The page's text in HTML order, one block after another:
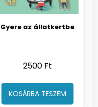
Gyere az állatkertbe
2500 Ft
KOSÁRBA TESZEM